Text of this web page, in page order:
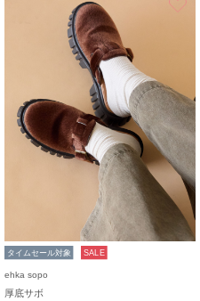
タイムセール対象 SALE
ehka sopo
厚底サボ